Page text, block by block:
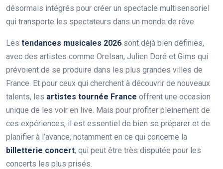
désormais intégrés pour créer un spectacle multisensoriel
qui transporte les spectateurs dans un monde de rêve.
Les tendances musicales 2026 sont déjà bien définies,
avec des artistes comme Orelsan, Julien Doré et Gims qui
prévoient de se produire dans les plus grandes villes de
France. Et pour ceux qui cherchent à découvrir de nouveaux
talents, les artistes tournée France offrent une occasion
unique de les voir en live. Mais pour profiter pleinement de
ces expériences, il est essentiel de bien se préparer et de
planifier à l’avance, notamment en ce qui concerne la
billetterie concert, qui peut être très disputée pour les
concerts les plus prisés.